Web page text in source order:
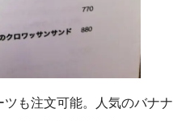
も注文可能。人気のバナナ